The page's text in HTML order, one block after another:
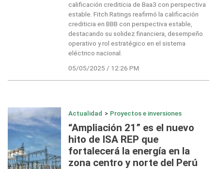
calificación crediticia de Baa3 con perspectiva
estable. Fitch Ratings reafirmó la calificación
crediticia en BBB con perspectiva estable,
destacando su solidez financiera, desempeño
operativo y rol estratégico en el sistema
eléctrico nacional.
05/05/2025 / 12:26 PM
Actualidad > Proyectos e inversiones
“Ampliación 21” es el nuevo
hito de ISA REP que
fortalecerá la energía en la
zona centro y norte del Perú